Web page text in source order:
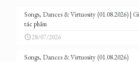
Songs, Dances & Virtuosity (01.08.2026) |
tác phẩm
28/07/2026
Songs, Dances & Virtuosity (01.08.2026)